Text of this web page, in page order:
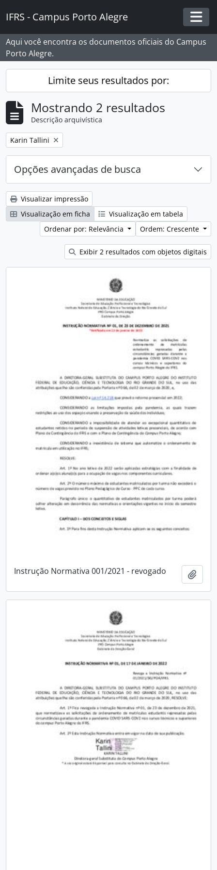
IFRS - Campus Porto Alegre
Aqui você encontra os documentos oficiais do Campus
Porto Alegre.
Limite seus resultados por:
Mostrando 2 resultados
Descrição arquivística
Remover filtro:
Karin Tallini
Opções avançadas de busca
Visualizar impressão
Visualização em ficha
Visualização em tabela
Ordenar por: Relevância
Ordem: Crescente
Exibir 2 resultados com objetos digitais
Instrução Normativa 001/2021 - revogado